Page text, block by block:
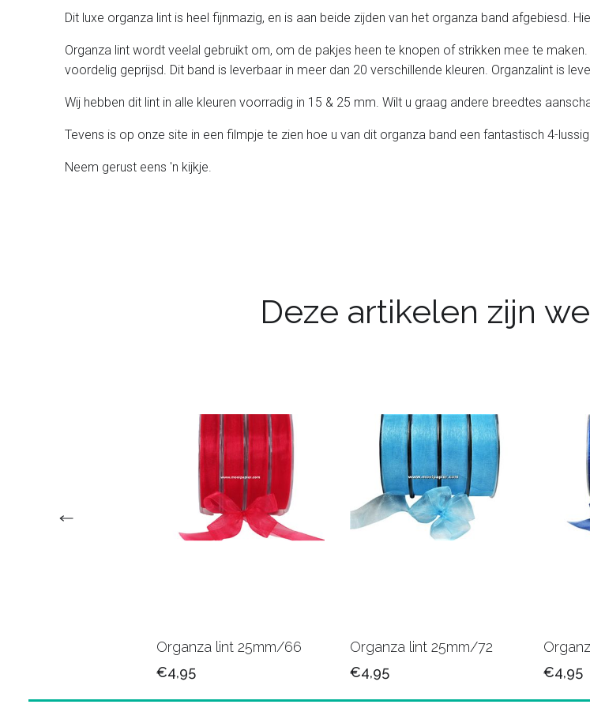
Dit luxe organza lint is heel fijnmazig, en is aan beide zijden van het organza band afgebiesd.
Organza lint wordt veelal gebruikt om, om de pakjes heen te knopen of strikken mee te
voordelig geprijsd. Dit band is leverbaar in meer dan 20 verschillende kleuren. Organzalint is
Wij hebben dit lint in alle kleuren voorradig in 15 & 25 mm. Wilt u graag andere breedtes
Tevens is op onze site in een filmpje te zien hoe u van dit organza band een fantastisch 4-
Neem gerust eens 'n kijkje.
Deze artikelen zijn
Organza lint 25mm/66
€4,95
Organza lint 25mm/72
€4,95
€4,95